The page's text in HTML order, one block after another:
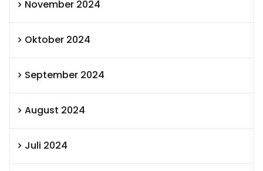
November 2024
Oktober 2024
September 2024
August 2024
Juli 2024